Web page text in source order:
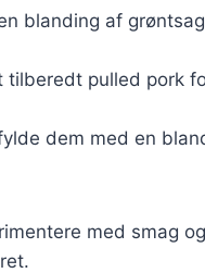
blanding af
tilberedt pulled pork
dem med en
med smag